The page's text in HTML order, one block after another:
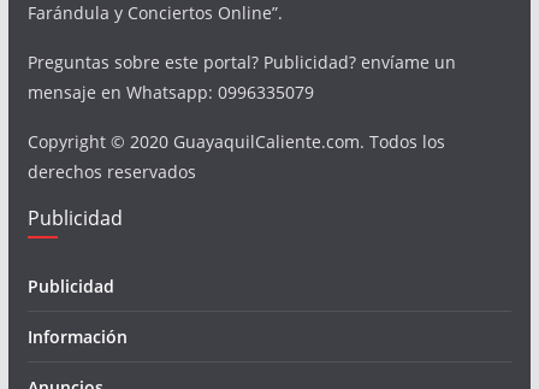
Farándula y Conciertos Online”.
Preguntas sobre este portal? Publicidad? envíame un
mensaje en Whatsapp: 0996335079
Copyright © 2020 GuayaquilCaliente.com. Todos los
derechos reservados
Publicidad
Publicidad
Información